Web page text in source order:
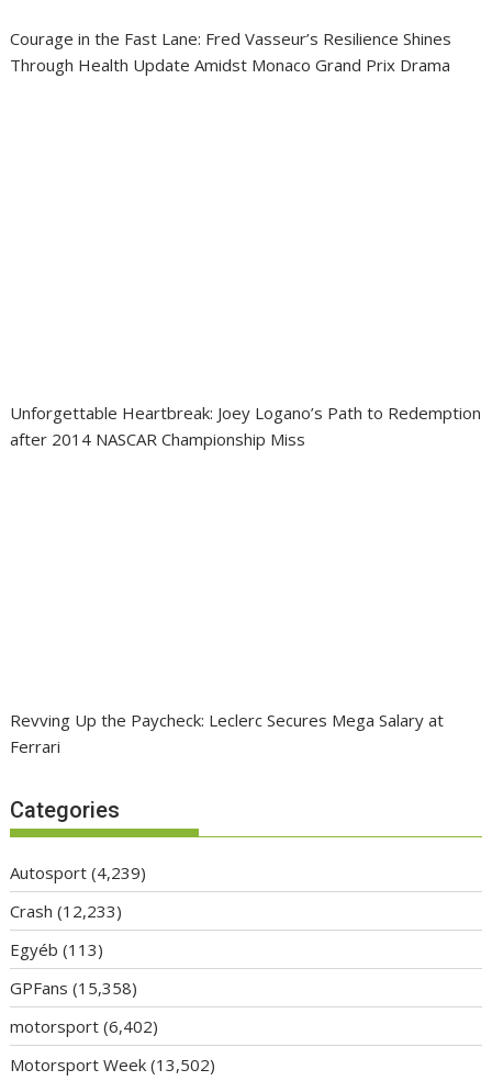
Courage in the Fast Lane: Fred Vasseur’s Resilience Shines
Through Health Update Amidst Monaco Grand Prix Drama
Unforgettable Heartbreak: Joey Logano’s Path to Redemption
after 2014 NASCAR Championship Miss
Revving Up the Paycheck: Leclerc Secures Mega Salary at
Ferrari
Categories
Autosport (4,239)
Crash (12,233)
Egyéb (113)
GPFans (15,358)
motorsport (6,402)
Motorsport Week (13,502)